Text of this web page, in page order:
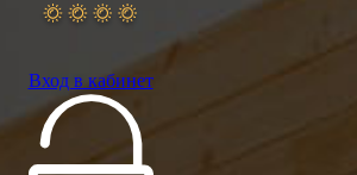
Вход в кабинет